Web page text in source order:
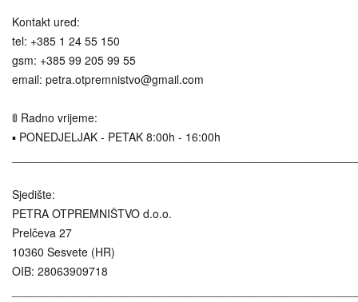
Kontakt ured:
tel: +385 1 24 55 150
gsm: +385 99 205 99 55
email: petra.otpremnistvo@gmail.com
🚦 Radno vrijeme:
▪️ PONEDJELJAK - PETAK 8:00h - 16:00h
Sjedište:
PETRA OTPREMNIŠTVO d.o.o.
Prelčeva 27
10360 Sesvete (HR)
OIB: 28063909718